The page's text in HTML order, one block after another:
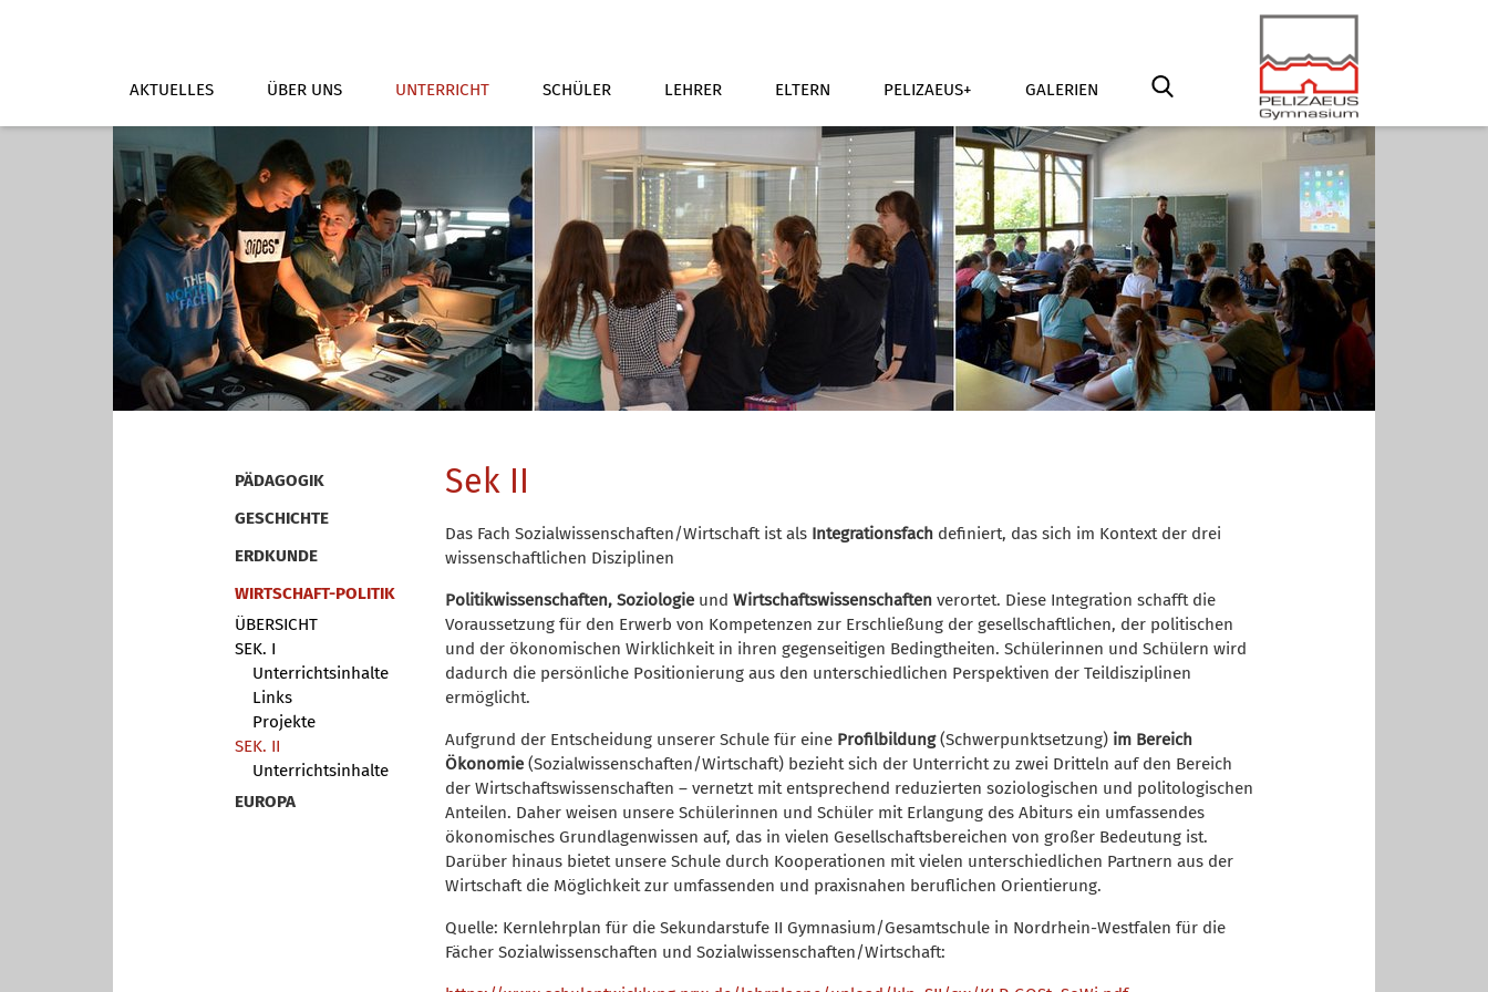
AKTUELLES ÜBER UNS UNTERRICHT SCHÜLER LEHRER ELTERN PELIZAEUS+ GALERIEN
PÄDAGOGIK
GESCHICHTE
ERDKUNDE
WIRTSCHAFT-POLITIK
ÜBERSICHT
SEK. I
Unterrichtsinhalte
Links
Projekte
SEK. II
Unterrichtsinhalte
EUROPA
Sek II
Das Fach Sozialwissenschaften/Wirtschaft ist als Integrationsfach definiert, das sich im Kontext der drei
wissenschaftlichen Disziplinen
Politikwissenschaften, Soziologie und Wirtschaftswissenschaften verortet. Diese Integration schafft die
Voraussetzung für den Erwerb von Kompetenzen zur Erschließung der gesellschaftlichen, der politischen
und der ökonomischen Wirklichkeit in ihren gegenseitigen Bedingtheiten. Schülerinnen und Schülern wird
dadurch die persönliche Positionierung aus den unterschiedlichen Perspektiven der Teildisziplinen
ermöglicht.
Aufgrund der Entscheidung unserer Schule für eine Profilbildung(Schwerpunktsetzung) im Bereich
Ökonomie (Sozialwissenschaften/Wirtschaft) bezieht sich der Unterricht zu zwei Dritteln auf den Bereich
der Wirtschaftswissenschaften – vernetzt mit entsprechend reduzierten soziologischen und politologischen
Anteilen. Daher weisen unsere Schülerinnen und Schüler mit Erlangung des Abiturs ein umfassendes
ökonomisches Grundlagenwissen auf, das in vielen Gesellschaftsbereichen von großer Bedeutung ist.
Darüber hinaus bietet unsere Schule durch Kooperationen mit vielen unterschiedlichen Partnern aus der
Wirtschaft die Möglichkeit zur umfassenden und praxisnahen beruflichen Orientierung.
Quelle: Kernlehrplan für die Sekundarstufe II Gymnasium/Gesamtschule in Nordrhein-Westfalen für die
Fächer Sozialwissenschaften und Sozialwissenschaften/Wirtschaft: